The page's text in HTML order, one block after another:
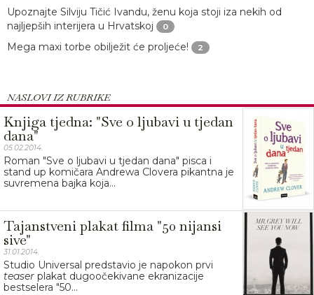
Upoznajte Silviju Tičić Ivandu, ženu koja stoji iza nekih od
najljepših interijera u Hrvatskoj
0
Mega maxi torbe obilježit će proljeće! 2
NASLOVI IZ RUBRIKE
Knjiga tjedna: "Sve o ljubavi u tjedan
dana"
05.02.2014.
Roman "Sve o ljubavi u tjedan dana" pisca i
stand up komičara Andrewa Clovera pikantna je
suvremena bajka koja...
Tajanstveni plakat filma "50 nijansi
sive"
31.01.2014.
Studio Universal predstavio je napokon prvi
teaser plakat dugoočekivane ekranizacije
bestselera "50...